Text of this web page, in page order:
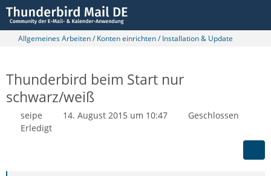
Allgemeines Arbeiten / Konten einrichten / Installation & Update
Thunderbird beim Start nur
schwarz/weiß
seipe 14. August 2015 um 10:47
Geschlossen
Erledigt